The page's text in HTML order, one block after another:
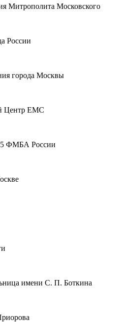
Митрополита Московского
России
города Москвы
Центр EMC
ФМБА России
имени С. П. Боткина